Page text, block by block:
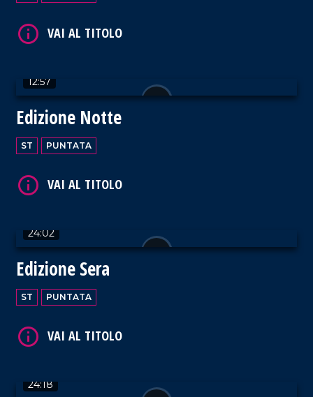
12:57
Edizione Notte
ST PUNTATA
24:02
Edizione Sera
ST PUNTATA
24:18
VAI AL TITOLO
VAI AL TITOLO
VAI AL TITOLO